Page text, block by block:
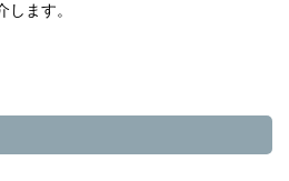
ます。